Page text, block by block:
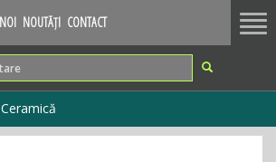
NOUTĂȚI CONTACT
Ceramică